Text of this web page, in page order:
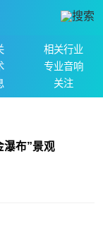
相关行业
专业音响
关注
瀑布”景观